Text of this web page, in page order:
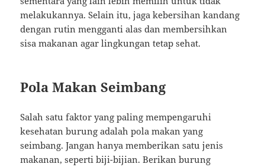
melakukannya. Selain itu, jaga kebersihan kandang
dengan rutin mengganti alas dan membersihkan
sisa makanan agar lingkungan tetap sehat.
Pola Makan Seimbang
Salah satu faktor yang paling mempengaruhi
kesehatan burung adalah pola makan yang
seimbang. Jangan hanya memberikan satu jenis
makanan, seperti biji-bijian. Berikan burung